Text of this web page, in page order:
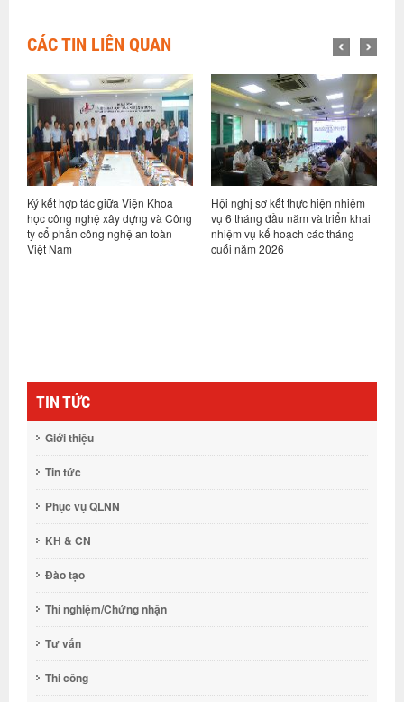
CÁC TIN LIÊN QUAN
Hội nghị sơ kết thực hiện nhiệm
vụ 6 tháng đầu năm và triển khai
nhiệm vụ kế hoạch các tháng
cuối năm 2026
Viện Khoa học công nghệ xây
dựng và Tập đoàn Trần Đức ký kết
hợp tác nghiên cứu, phát triển
nền tảng tiêu chuẩn cho xây dựng
TIN TỨC
Giới thiệu
Tin tức
Phục vụ QLNN
KH & CN
Đào tạo
Thí nghiệm/Chứng nhận
Tư vấn
Thi công